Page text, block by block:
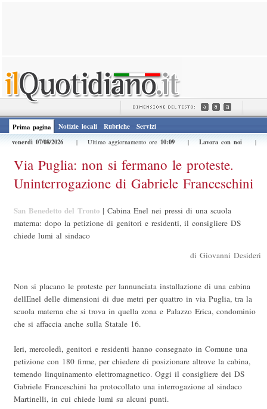
Prima pagina Notizie locali Rubriche
Servizi
venerdì 07/08/2026
| Ultimo aggiornamento ore 10:09 | Lavora con noi |
Via Puglia: non si fermano le proteste.
Uninterrogazione di Gabriele Franceschini
San Benedetto del Tronto | Cabina Enel nei pressi di una scuola
materna: dopo la petizione di genitori e residenti, il consigliere DS
chiede lumi al sindaco
di Giovanni Desideri
Non si placano le proteste per lannunciata installazione di una cabina
dellEnel delle dimensioni di due metri per quattro in via Puglia, tra la
scuola materna che si trova in quella zona e Palazzo Erica, condominio
che si affaccia anche sulla Statale 16.
Ieri, mercoledì, genitori e residenti hanno consegnato in Comune una
petizione con 180 firme, per chiedere di posizionare altrove la cabina,
temendo linquinamento elettromagnetico. Oggi il consigliere dei DS
Gabriele Franceschini ha protocollato una interrogazione al sindaco
Martinelli, in cui chiede lumi su alcuni punti.